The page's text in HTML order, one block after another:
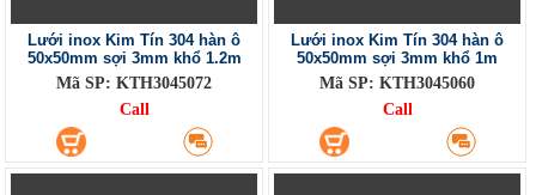
Lưới inox Kim Tín 304 hàn ô
50x50mm sợi 3mm khổ 1.2m
Mã SP: KTH3045072
Call
Lưới inox Kim Tín 304 hàn ô
50x50mm sợi 3mm khổ 1m
Mã SP: KTH3045060
Call